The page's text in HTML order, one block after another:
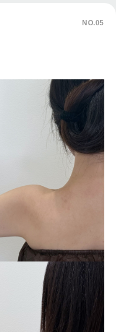
NO.05